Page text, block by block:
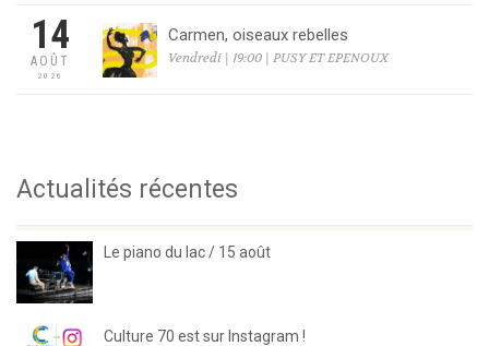
14
AOÛT
2026
Carmen, oiseaux rebelles
Vendredi | 19:00 | PUSY ET EPENOUX
Actualités récentes
Le piano du lac / 15 août
Culture 70 est sur Instagram !